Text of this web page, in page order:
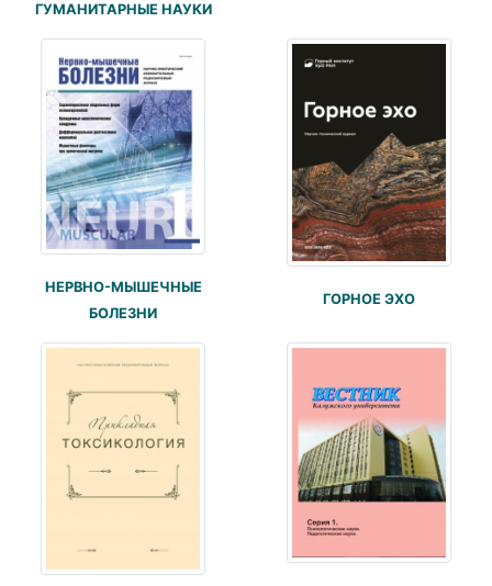
ГУМАНИТАРНЫЕ НАУКИ
НЕРВНО-МЫШЕЧНЫЕ
БОЛЕЗНИ
ГОРНОЕ ЭХО